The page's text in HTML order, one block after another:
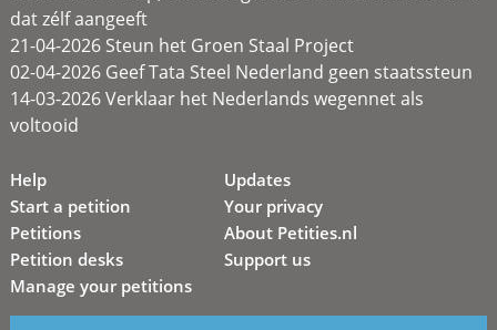
dat zélf aangeeft
21-04-2026 Steun het Groen Staal Project
02-04-2026 Geef Tata Steel Nederland geen staatssteun
14-03-2026 Verklaar het Nederlands wegennet als
voltooid
Help
Start a petition
Petitions
Petition desks
Manage your petitions
Updates
Your privacy
About Petities.nl
Support us